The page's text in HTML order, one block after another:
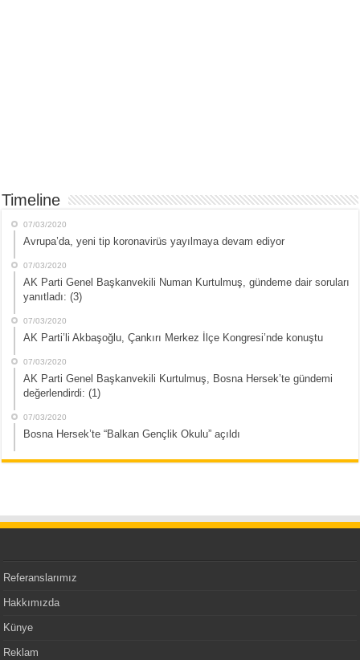
Timeline
07/03/2020
Avrupa’da, yeni tip koronavirüs yayılmaya devam ediyor
07/03/2020
AK Parti Genel Başkanvekili Numan Kurtulmuş, gündeme dair soruları
yanıtladı: (3)
07/03/2020
AK Parti’li Akbaşoğlu, Çankırı Merkez İlçe Kongresi’nde konuştu
07/03/2020
AK Parti Genel Başkanvekili Kurtulmuş, Bosna Hersek’te gündemi
değerlendirdi: (1)
07/03/2020
Bosna Hersek’te “Balkan Gençlik Okulu” açıldı
Referanslarımız
Hakkımızda
Künye
Reklam